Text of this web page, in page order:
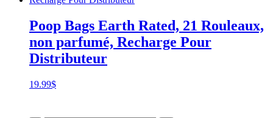
Poop Bags Earth Rated, 21 Rouleaux,
non parfumé, Recharge Pour
Distributeur
19.99$